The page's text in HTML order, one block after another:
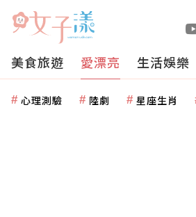
美食旅遊 愛漂亮 生活娛樂
心理測驗 陸劇 星座生肖